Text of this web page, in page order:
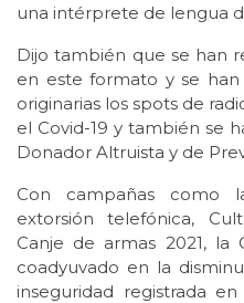
una intérprete de lengua
Dijo también que se han
en este formato y se
originarias los spots de
el Covid-19 y también se
Donador Altruista y de
Con campañas como
extorsión telefónica,
Canje de armas 2021, la
coadyuvado en la
inseguridad registrada